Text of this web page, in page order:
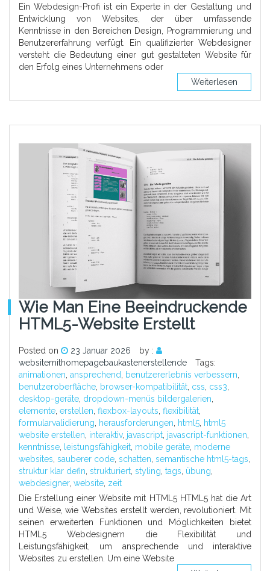
Ein Webdesign-Profi ist ein Experte in der Gestaltung und
Entwicklung von Websites, der über umfassende
Kenntnisse in den Bereichen Design, Programmierung und
Benutzererfahrung verfügt. Ein qualifizierter Webdesigner
versteht die Bedeutung einer gut gestalteten Website für
den Erfolg eines Unternehmens oder
Weiterlesen
Wie Man Eine Beeindruckende
HTML5-Website Erstellt
Posted on 23 Januar 2026
by :
websitemithomepagebaukastenerstellende
Tags:
animationen ansprechend benutzererlebnis verbessern
benutzeroberfläche browser-kompatibilität css css3
desktop-geräte dropdown-menüs bildergalerien
elemente erstellen flexbox-layouts flexibilität
formularvalidierung
herausforderungen html5 html5
website erstellen interaktiv, javascript javascript-funktionen
kenntnisse
leistungsfähigkeit mobile geräte moderne
websites sauberer code schatten semantische html5-tags
struktur klar defin strukturiert styling tags übung
webdesigner, website zeit
Die Erstellung einer Website mit HTML5 HTML5 hat die Art
und Weise, wie Websites erstellt werden, revolutioniert. Mit
seinen erweiterten Funktionen und Möglichkeiten bietet
HTML5 Webdesignern die Flexibilität und
Leistungsfähigkeit, um ansprechende und interaktive
Websites zu erstellen. Um eine Website